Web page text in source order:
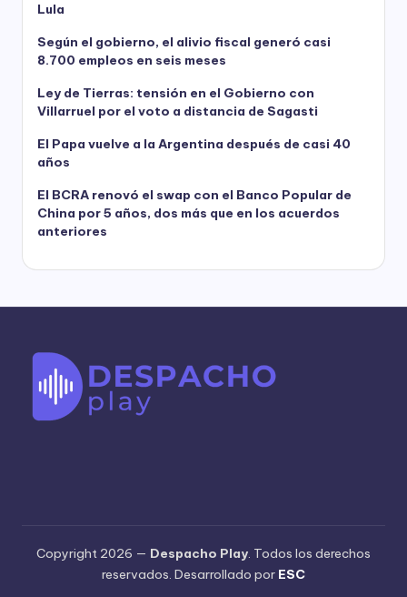
Lula
Según el gobierno, el alivio fiscal generó casi
8.700 empleos en seis meses
Ley de Tierras: tensión en el Gobierno con
Villarruel por el voto a distancia de Sagasti
El Papa vuelve a la Argentina después de casi 40
años
El BCRA renovó el swap con el Banco Popular de
China por 5 años, dos más que en los acuerdos
anteriores
Copyright 2026 — Despacho Play. Todos los derechos
reservados. Desarrollado por ESC